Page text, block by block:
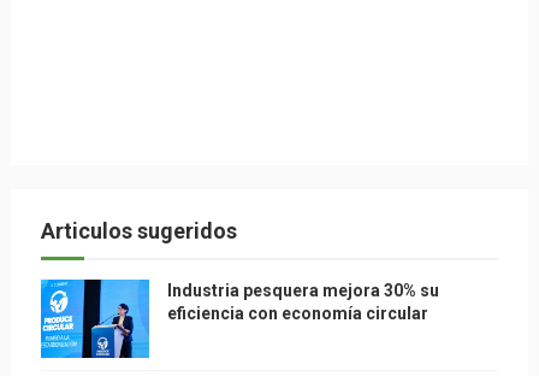
Articulos sugeridos
Industria pesquera mejora 30% su
eficiencia con economía circular